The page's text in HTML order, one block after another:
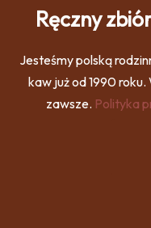
Ręczny
Jesteśmy polską
kaw już od 1990
zawsze. Polityka